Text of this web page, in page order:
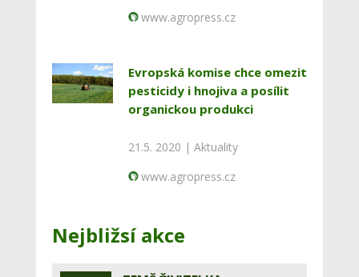
www.agropress.cz
Evropská komise chce omezit
pesticidy i hnojiva a posílit
organickou produkci
21.5. 2020 | Aktuality
www.agropress.cz
Nejbližsí akce